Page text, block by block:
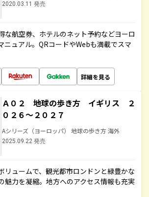
2020.03.11 発売
な航空券、ホテルのネット予約などヨーロ
ニュアル。QRコードやWebも満載でスマ
詳細を見る
Ａ０２ 地球の歩き方 イギリス ２
０２６～２０２７
Aシリーズ（ヨーロッパ） 地球の歩き方 海外
2025.09.22 発売
リュームで、観光都市ロンドンと緑豊かな
魅力を凝縮。地方へのアクセス情報も充実